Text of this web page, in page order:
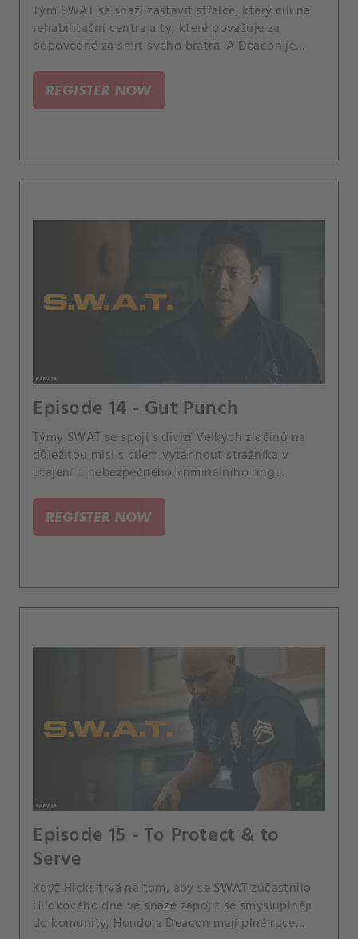
Tým SWAT se snaží zastavit střelce, který cílí na
rehabilitační centra a ty, které považuje za
odpovědné za smrt svého bratra. A Deacon je
rozhodnutí, které má nečekané důsledky pro
jejich dceru.
REGISTER NOW
Episode 14 - Gut Punch
Týmy SWAT se spojí s divizí Velkých zločinů na
důležitou misi s cílem vytáhnout strážníka v
utajení u nebezpečného kriminálního ringu.
REGISTER NOW
Episode 15 - To Protect & to
Serve
Když Hicks trvá na tom, aby se SWAT zúčastnilo
Hlídkového dne ve snaze zapojit se smysluplněji
do komunity, Hondo a Deacon mají plné ruce